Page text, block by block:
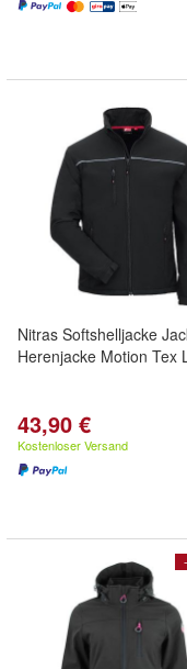
Nitras Softshelljacke
Herenjacke Motion Tex
43,90 €
Kostenloser Versand